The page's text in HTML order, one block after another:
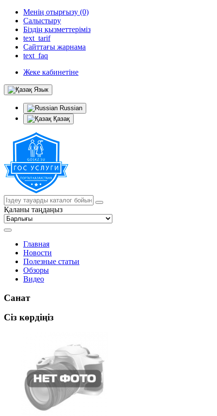
Менің отырғызу (0)
Салыстыру
Біздің қызметтеріміз
text_tarif
Сайттағы жарнама
text_faq
Жеке кабинетіне
Язык
Russian
Қазақ
Қаланы таңдаңыз
Главная
Новости
Полезные статьи
Обзоры
Видео
Санат
Сіз көрдіңіз